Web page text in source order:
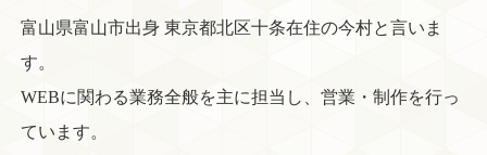
富山県富山市出身 東京都北区十条在住の今村と言いま
す。
WEBに関わる業務全般を主に担当し、営業・制作を行っ
ています。